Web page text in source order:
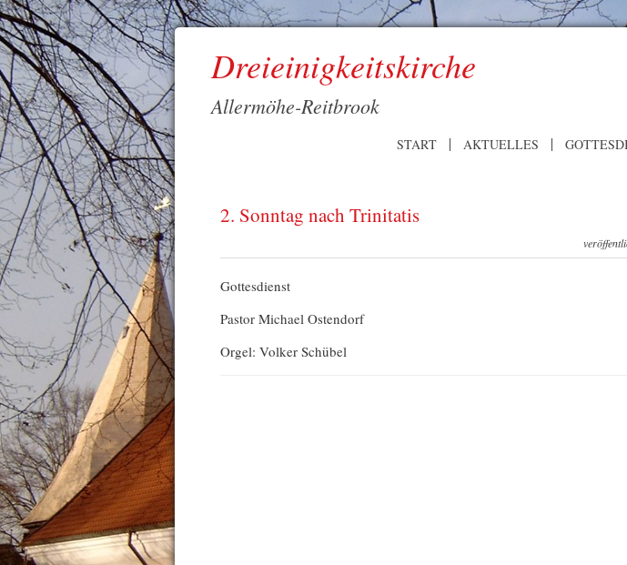
Dreieinigkeitskirche
Allermöhe-Reitbrook
START AKTUELLES
2. Sonntag nach Trinitatis
Gottesdienst
Pastor Michael Ostendorf
Orgel: Volker Schübel